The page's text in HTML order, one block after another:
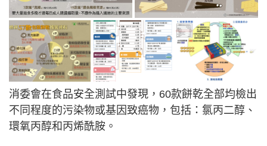
消委會在食品安全測試中發現，60款餅乾全部均檢出
不同程度的污染物或基因致癌物，包括：氯丙二醇、
環氧丙醇和丙烯酰胺。